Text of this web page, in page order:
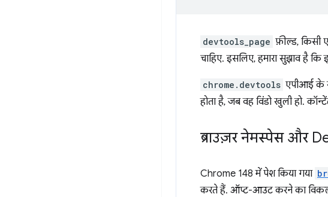
devtools_page फ़ील्ड, किसी
चाहिए. इसलिए, हमारा सुझाव है
chrome.devtools एपीआई के
होता है, जब वह विंडो खुली हो.
ब्राउज़र नेमस्पेस और
Chrome 148 में पेश किया गया
करते हैं. ऑप्ट-आउट करने का विकल्प